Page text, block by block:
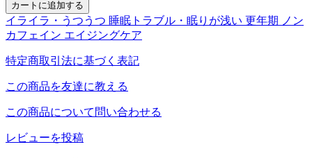
イライラ・うつうつ 睡眠トラブル・眠りが浅い 更年期 ノン
カフェイン エイジングケア
特定商取引法に基づく表記
この商品を友達に教える
この商品について問い合わせる
レビューを投稿